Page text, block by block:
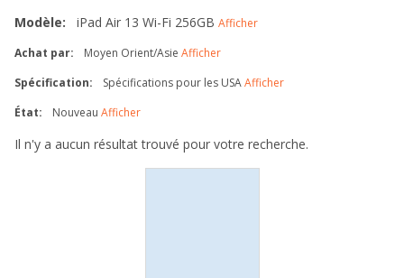
Modèle: iPad Air 13 Wi-Fi 256GB Afficher
Achat par:
Moyen Orient/Asie Afficher
Spécification:
Spécifications pour les USAAfficher
État:
Nouveau Afficher
Il n'y a aucun résultat trouvé pour votre recherche.